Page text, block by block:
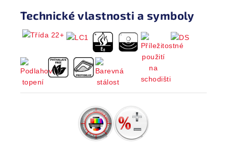
Technické vlastnosti a symboly